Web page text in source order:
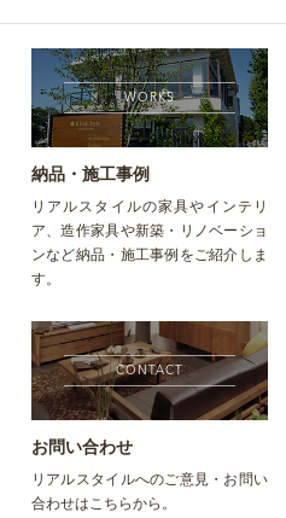
WORKS
納品・施工事例
リアルスタイルの家具やインテリ
ア、造作家具や新築・リノベーショ
ンなど納品・施工事例をご紹介しま
す。
CONTACT
お問い合わせ
リアルスタイルへのご意見・お問い
合わせはこちらから。